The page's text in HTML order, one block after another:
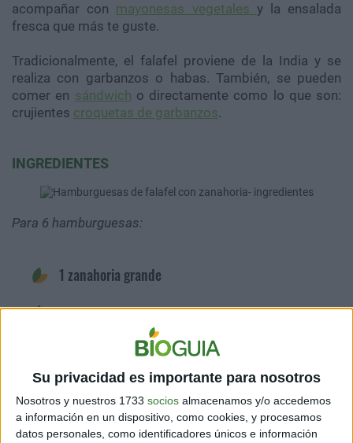
Su privacidad es importante para nosotros
Nosotros y nuestros 1733 socios almacenamos y/o accedemos
a información en un dispositivo, como cookies, y procesamos
datos personales, como identificadores únicos e información
acompañar con mayonesas vegetales y la ensalada
fresca que más te guste.
Tradicionalmente, el falafel proviene de la India y se
realiza con garbanzos o habas. También, se pueden
comer en sándwich o directamente como lo que son:
crujientes croquetas de garbanzos.
INGREDIENTES
Para 6 hamburguesas:
1 zanahoria grande
1 diente de ajo
20 gr de perejil fresco
200 gr de garbanzos cocidos
1 pizca de comino